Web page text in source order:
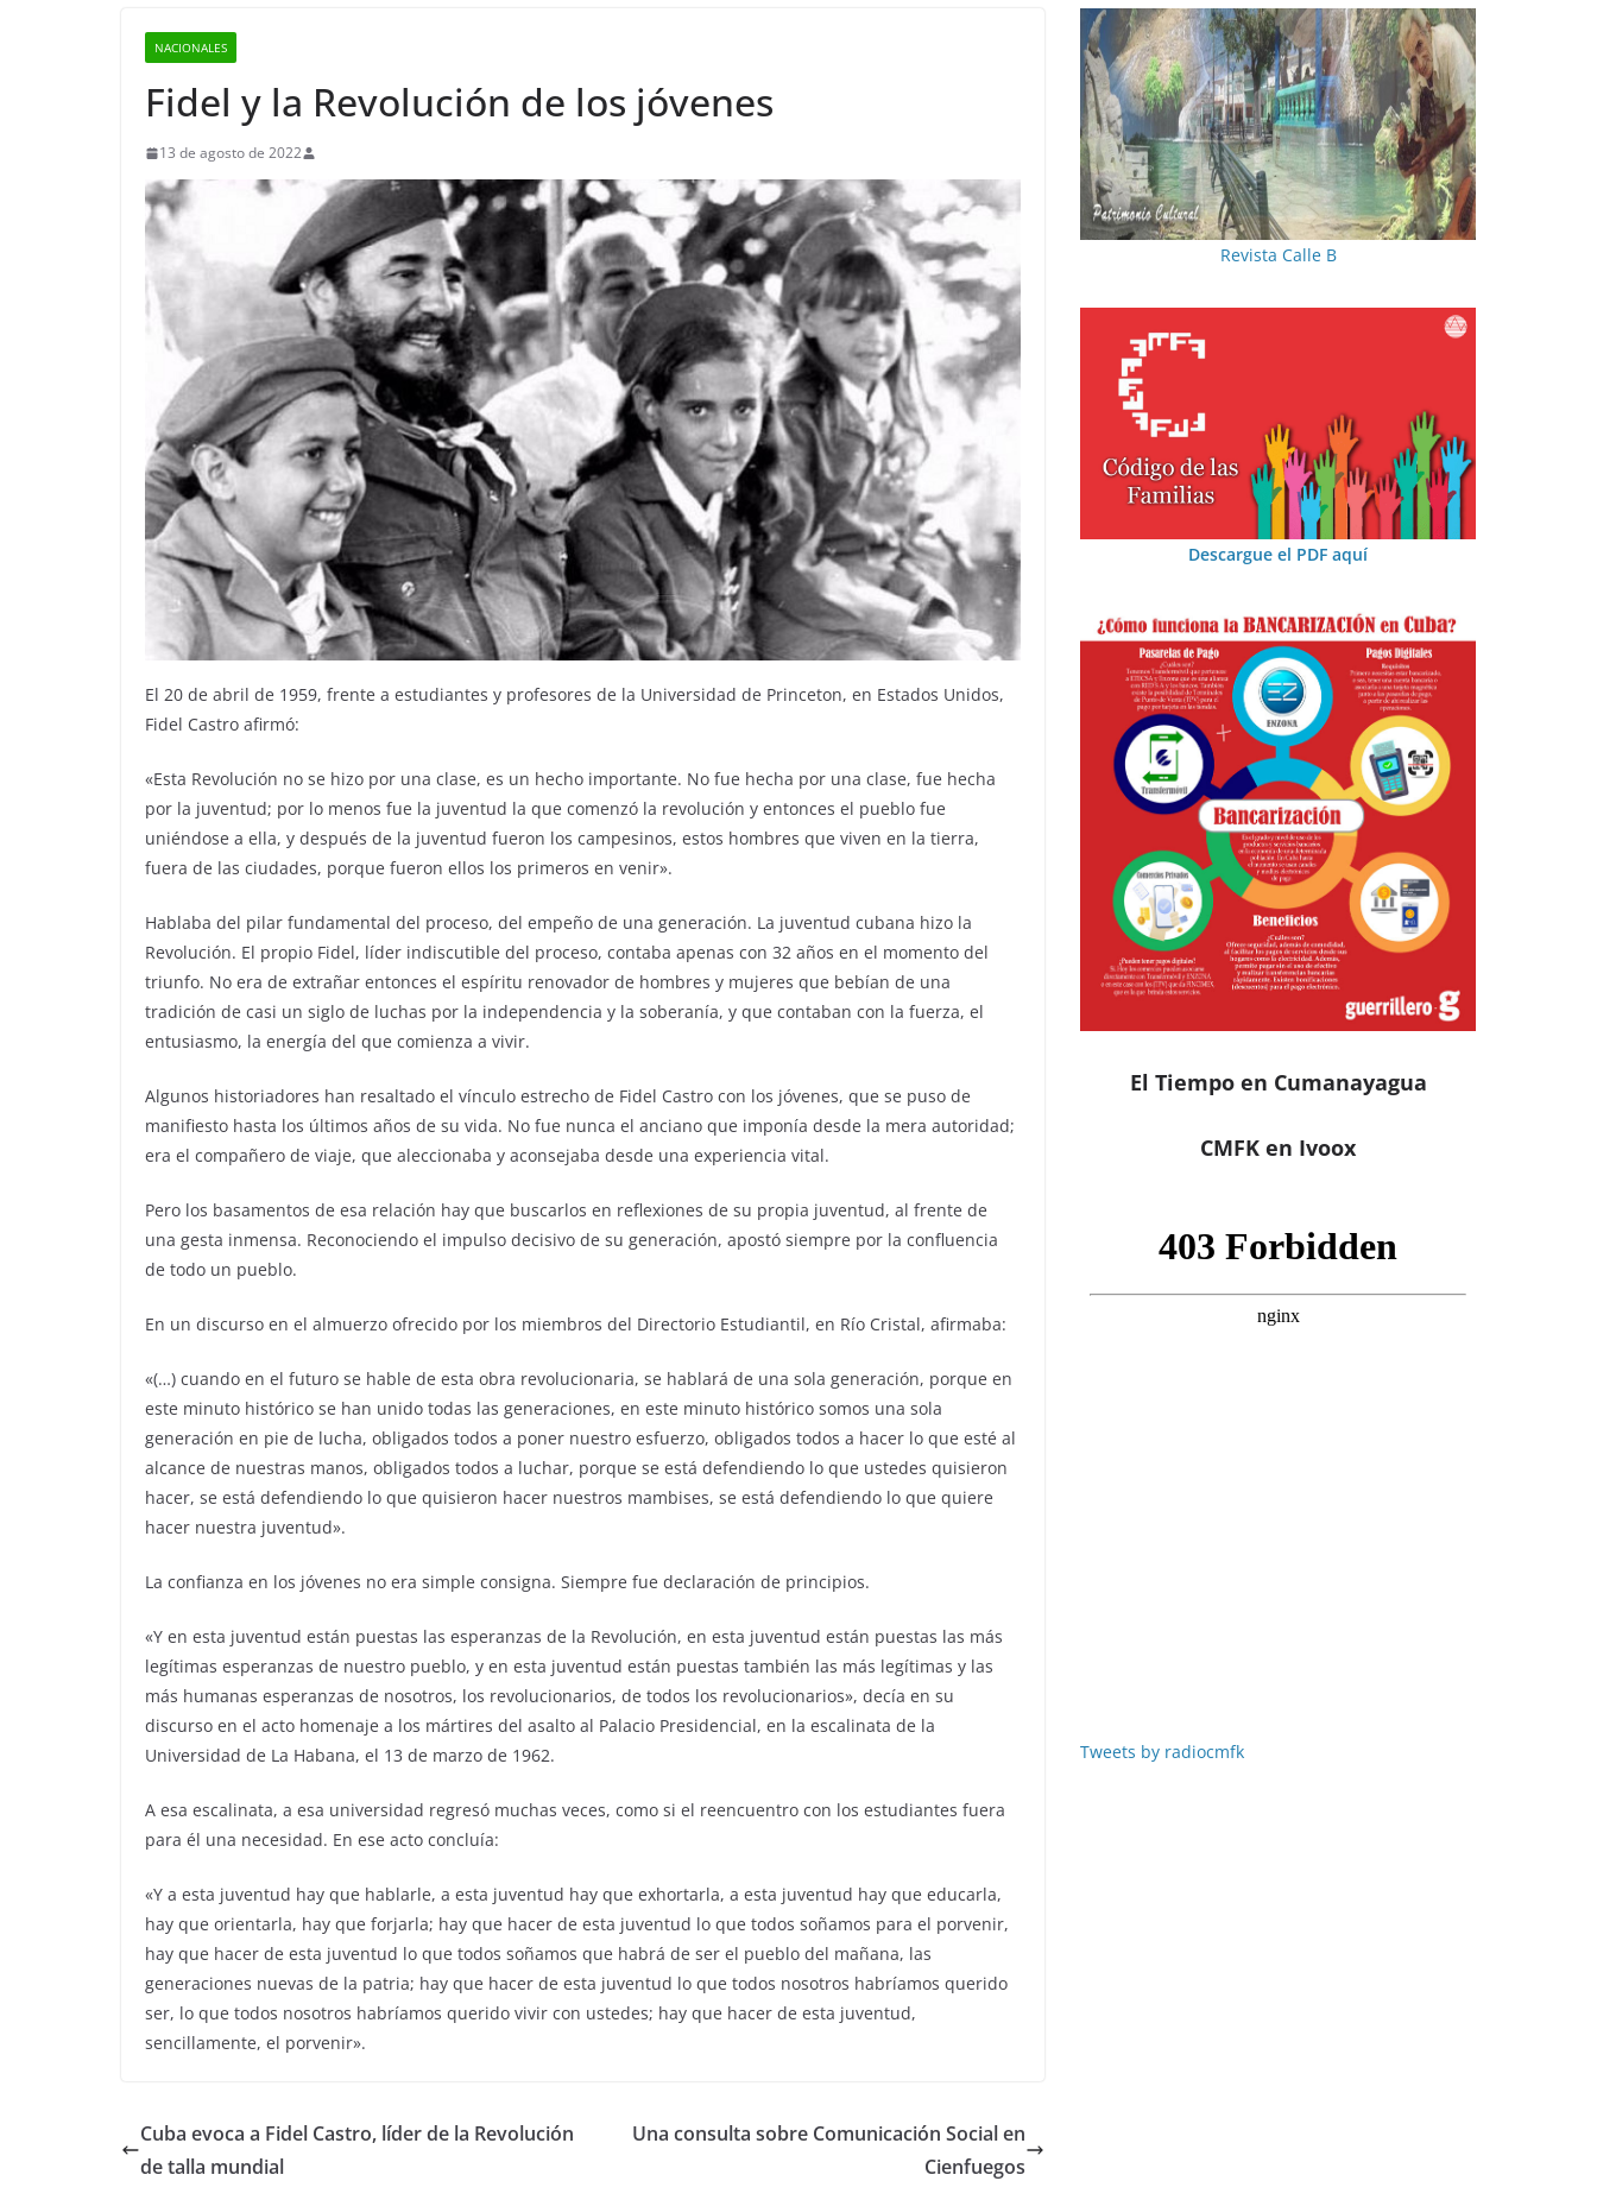
NACIONALES
Fidel y la Revolución de los jóvenes
13 de agosto de 2022
El 20 de abril de 1959, frente a estudiantes y profesores de la Universidad de Princeton, en Estados Unidos,
Fidel Castro afirmó:
«Esta Revolución no se hizo por una clase, es un hecho importante. No fue hecha por una clase, fue hecha
por la juventud; por lo menos fue la juventud la que comenzó la revolución y entonces el pueblo fue
uniéndose a ella, y después de la juventud fueron los campesinos, estos hombres que viven en la tierra,
fuera de las ciudades, porque fueron ellos los primeros en venir».
Hablaba del pilar fundamental del proceso, del empeño de una generación. La juventud cubana hizo la
Revolución. El propio Fidel, líder indiscutible del proceso, contaba apenas con 32 años en el momento del
triunfo. No era de extrañar entonces el espíritu renovador de hombres y mujeres que bebían de una
tradición de casi un siglo de luchas por la independencia y la soberanía, y que contaban con la fuerza, el
entusiasmo, la energía del que comienza a vivir.
Algunos historiadores han resaltado el vínculo estrecho de Fidel Castro con los jóvenes, que se puso de
manifiesto hasta los últimos años de su vida. No fue nunca el anciano que imponía desde la mera autoridad;
era el compañero de viaje, que aleccionaba y aconsejaba desde una experiencia vital.
Pero los basamentos de esa relación hay que buscarlos en reflexiones de su propia juventud, al frente de
una gesta inmensa. Reconociendo el impulso decisivo de su generación, apostó siempre por la confluencia
de todo un pueblo.
En un discurso en el almuerzo ofrecido por los miembros del Directorio Estudiantil, en Río Cristal, afirmaba:
«(…) cuando en el futuro se hable de esta obra revolucionaria, se hablará de una sola generación, porque en
este minuto histórico se han unido todas las generaciones, en este minuto histórico somos una sola
generación en pie de lucha, obligados todos a poner nuestro esfuerzo, obligados todos a hacer lo que esté al
alcance de nuestras manos, obligados todos a luchar, porque se está defendiendo lo que ustedes quisieron
hacer, se está defendiendo lo que quisieron hacer nuestros mambises, se está defendiendo lo que quiere
hacer nuestra juventud».
La confianza en los jóvenes no era simple consigna. Siempre fue declaración de principios.
«Y en esta juventud están puestas las esperanzas de la Revolución, en esta juventud están puestas las más
legítimas esperanzas de nuestro pueblo, y en esta juventud están puestas también las más legítimas y las
más humanas esperanzas de nosotros, los revolucionarios, de todos los revolucionarios», decía en su
discurso en el acto homenaje a los mártires del asalto al Palacio Presidencial, en la escalinata de la
Universidad de La Habana, el 13 de marzo de 1962.
A esa escalinata, a esa universidad regresó muchas veces, como si el reencuentro con los estudiantes fuera
para él una necesidad. En ese acto concluía:
«Y a esta juventud hay que hablarle, a esta juventud hay que exhortarla, a esta juventud hay que educarla,
hay que orientarla, hay que forjarla; hay que hacer de esta juventud lo que todos soñamos para el porvenir,
hay que hacer de esta juventud lo que todos soñamos que habrá de ser el pueblo del mañana, las
generaciones nuevas de la patria; hay que hacer de esta juventud lo que todos nosotros habríamos querido
ser, lo que todos nosotros habríamos querido vivir con ustedes; hay que hacer de esta juventud,
sencillamente, el porvenir».
Cuba evoca a Fidel Castro, líder de la Revolución
de talla mundial
Una consulta sobre Comunicación Social en
Cienfuegos
Revista Calle B
Descargue el PDF aquí
El Tiempo en Cumanayagua
CMFK en Ivoox
Tweets by radiocmfk